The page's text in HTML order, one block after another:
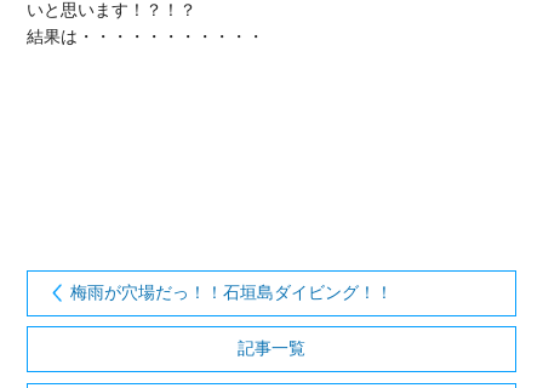
いと思います！？！？
結果は・・・・・・・・・・・
梅雨が穴場だっ！！石垣島ダイビング！！
記事一覧